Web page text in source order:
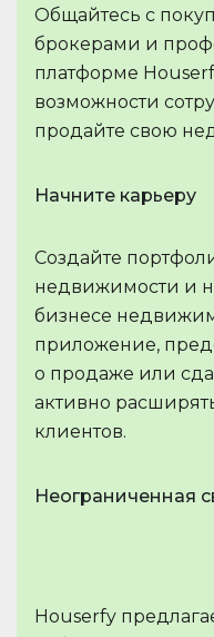
Общайтесь с
брокерами и
платформе
возможности
продайте свою
Начните карьеру
Создайте
недвижимости и
бизнесе
приложение,
о продаже или
активно
клиентов.
Неограниченная
Houserfy